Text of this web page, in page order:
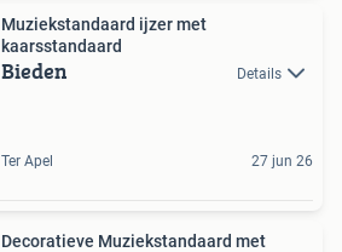
Muziekstandaard ijzer met
kaarsstandaard
Bieden Details
Ter Apel 27 jun 26
Decoratieve Muziekstandaard met